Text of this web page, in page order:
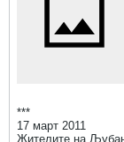
***
17 март 2011
Жителите на